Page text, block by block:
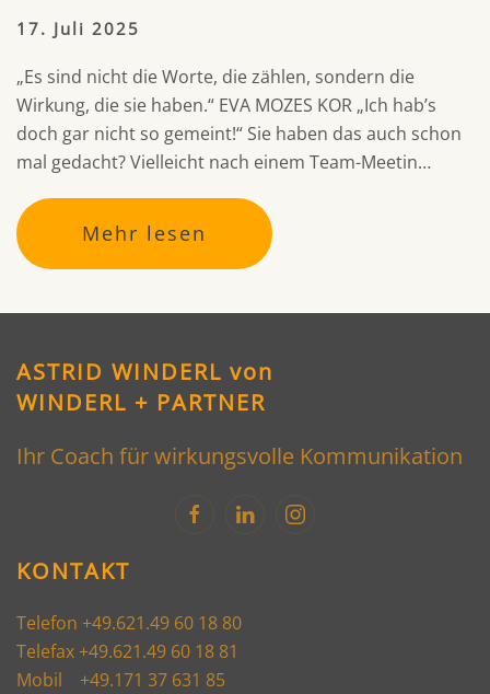
17. Juli 2025
„Es sind nicht die Worte, die zählen, sondern die
Wirkung, die sie haben.“ EVA MOZES KOR „Ich hab’s
doch gar nicht so gemeint!“ Sie haben das auch schon
mal gedacht? Vielleicht nach einem Team-Meetin…
Mehr lesen
ASTRID WINDERL von
WINDERL + PARTNER
Ihr Coach für wirkungsvolle Kommunikation
KONTAKT
Telefon +49.621.49 60 18 80
Telefax +49.621.49 60 18 81
Mobil +49.171 37 631 85